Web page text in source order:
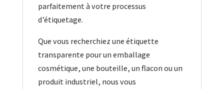
parfaitement à votre processus
d’étiquetage.
Que vous recherchiez une étiquette
transparente pour un emballage
cosmétique, une bouteille, un flacon ou un
produit industriel, nous vous